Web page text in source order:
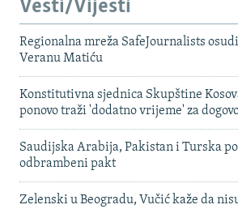
Vesti/Vijesti
Regionalna mreža SafeJournalists
Veranu Matiću
Konstitutivna sjednica Skupštine
ponovo traži 'dodatno vrijeme' za
Saudijska Arabija, Pakistan i Turska
odbrambeni pakt
Zelenski u Beogradu, Vučić kaže da